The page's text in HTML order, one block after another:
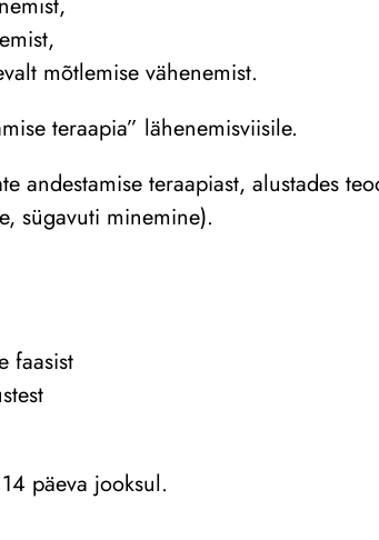
mõtlemise vähenemist.
teraapia” lähenemisviisile.
andestamise teraapiast, alustades
sügavuti minemine).
faasist
päeva jooksul.